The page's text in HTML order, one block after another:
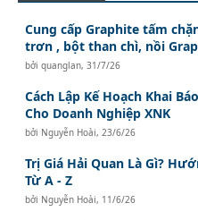
Cung cấp Graphite tấm
trơn , bột than chì, nồi
bởiquanglan,31/7/26
Cách Lập Kế Hoạch Khai
Cho Doanh Nghiệp XNK
bởi Nguyễn Hoài, 23/6/26
Trị Giá Hải Quan Là Gì?
Từ A - Z
bởi Nguyễn Hoài, 11/6/26